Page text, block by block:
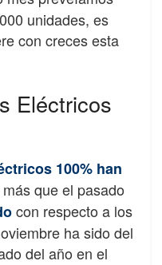
unidades, es
con creces esta
Eléctricos
100% han
que el pasado
con respecto a los
ha sido del
del año en el